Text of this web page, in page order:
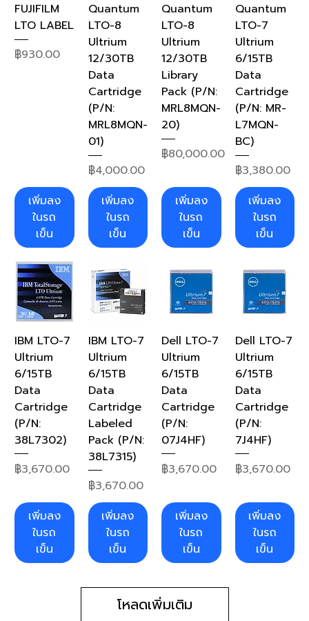
FUJIFILM
LTO LABEL
ราคา
฿930.00
เพิ่มลง
ในรถ
เข็น
Quantum
LTO-8
Ultrium
12/30TB
Data
Cartridge
(P/N:
MRL8MQN-
01)
ราคา
฿4,000.00
เพิ่มลง
ในรถ
เข็น
Quantum
LTO-8
Ultrium
12/30TB
Library
Pack (P/N:
MRL8MQN-
20)
ราคา
฿80,000.00
เพิ่มลง
ในรถ
เข็น
Quantum
LTO-7
Ultrium
6/15TB
Data
Cartridge
(P/N: MR-
L7MQN-
BC)
ราคา
฿3,380.00
เพิ่มลง
ในรถ
เข็น
IBM LTO-7
Ultrium
6/15TB
Data
Cartridge
(P/N:
38L7302)
ราคา
฿3,670.00
เพิ่มลง
ในรถ
เข็น
IBM LTO-7
Ultrium
6/15TB
Data
Cartridge
Labeled
Pack (P/N:
38L7315)
ราคา
฿3,670.00
เพิ่มลง
ในรถ
เข็น
Dell LTO-7
Ultrium
6/15TB
Data
Cartridge
(P/N:
07J4HF)
ราคา
฿3,670.00
เพิ่มลง
ในรถ
เข็น
Dell LTO-7
Ultrium
6/15TB
Data
Cartridge
(P/N:
7J4HF)
ราคา
฿3,670.00
เพิ่มลง
ในรถ
เข็น
โหลดเพิ่มเติม